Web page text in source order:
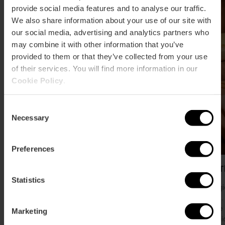
provide social media features and to analyse our traffic.
We also share information about your use of our site with
our social media, advertising and analytics partners who
may combine it with other information that you’ve
provided to them or that they’ve collected from your use
of their services. You will find more information in our
Cookie Policy
Selection
Necessary
Preferences
Statistics
Marketing
e aromaterapia a València.
Nava